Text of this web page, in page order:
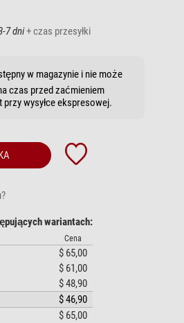
7 dni+ czas przesyłki
w magazynie i nie może
czas przed zaćmieniem
przy wysyłce ekspresowej.
wariantach:
Cena
$ 65,00
$ 61,00
$ 48,90
$ 46,90
$ 65,00